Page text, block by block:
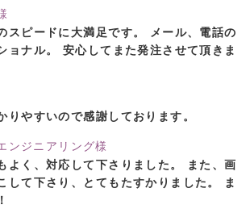
スピードに大満足です。 メール、電話の
ョナル。 安心してまた発注させて頂きま
りやすいので感謝しております。
ンジニアリング様
よく、対応して下さりました。 また、画
して下さり、とてもたすかりました。 ま